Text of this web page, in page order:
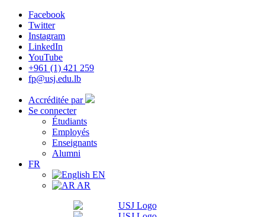
Facebook
Twitter
Instagram
LinkedIn
YouTube
+961 (1) 421 259
fp@usj.edu.lb
Accréditée par
Se connecter
Étudiants
Employés
Enseignants
Alumni
FR
EN
AR